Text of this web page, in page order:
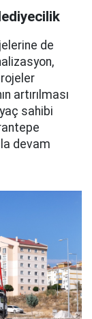
de
artırılması
sahibi
devam